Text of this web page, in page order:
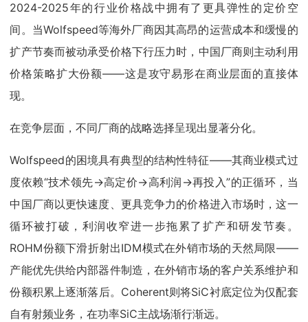
2024-2025年的行业价格战中拥有了更具弹性的定价空
间。当Wolfspeed等海外厂商因其高昂的运营成本和缓慢的
扩产节奏而被动承受价格下行压力时，中国厂商则主动利用
价格策略扩大份额——这是攻守易形在商业层面的直接体
现。
在竞争层面，不同厂商的战略选择呈现出显著分化。
Wolfspeed的困境具有典型的结构性特征——其商业模式过
度依赖“技术领先→高定价→高利润→再投入”的正循环，当
中国厂商以更快速度、更具竞争力的价格进入市场时，这一
循环被打破，利润收窄进一步拖累了扩产和研发节奏。
ROHM份额下滑折射出IDM模式在外销市场的天然局限——
产能优先供给内部器件制造，在外销市场的客户关系维护和
份额积累上逐渐落后。Coherent则将SiC衬底定位为仅配套
自有射频业务，在功率SiC主战场渐行渐远。